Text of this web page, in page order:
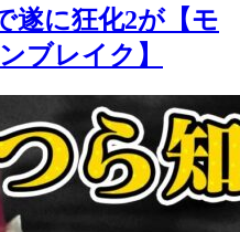
遂に狂化2が【モ
ブレイク】